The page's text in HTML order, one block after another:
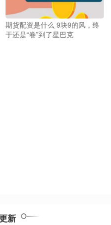
期货配资是什么 9块9的风，终
于还是“卷”到了星巴克
新